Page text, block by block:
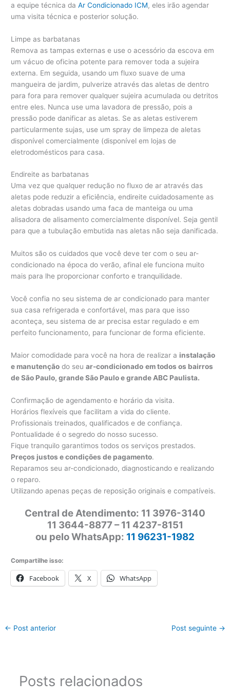
a equipe técnica daAr Condicionado ICM, eles irão agendar
uma visita técnica e posterior solução.
Limpe as barbatanas
Remova as tampas externas e use o acessório da escova em
um vácuo de oficina potente para remover toda a sujeira
externa. Em seguida, usando um fluxo suave de uma
mangueira de jardim, pulverize através das aletas de dentro
para fora para remover qualquer sujeira acumulada ou detritos
entre eles. Nunca use uma lavadora de pressão, pois a
pressão pode danificar as aletas. Se as aletas estiverem
particularmente sujas, use um spray de limpeza de aletas
disponível comercialmente (disponível em lojas de
eletrodomésticos para casa.
Endireite as barbatanas
Uma vez que qualquer redução no fluxo de ar através das
aletas pode reduzir a eficiência, endireite cuidadosamente as
aletas dobradas usando uma faca de manteiga ou uma
alisadora de alisamento comercialmente disponível. Seja gentil
para que a tubulação embutida nas aletas não seja danificada.
Muitos são os cuidados que você deve ter com o seu ar-
condicionado na época do verão, afinal ele funciona muito
mais para lhe proporcionar conforto e tranquilidade.
Você confia no seu sistema de ar condicionado para manter
sua casa refrigerada e confortável, mas para que isso
aconteça, seu sistema de ar precisa estar regulado e em
perfeito funcionamento, para funcionar de forma eficiente.
Maior comodidade para você na hora de realizar a instalação
e manutenção do seuar-condicionado em todos os bairros
de São Paulo, grande São Paulo e grande ABC Paulista.
Confirmação de agendamento e horário da visita.
Horários flexíveis que facilitam a vida do cliente.
Profissionais treinados, qualificados e de confiança.
Pontualidade é o segredo do nosso sucesso.
Fique tranquilo garantimos todos os serviços prestados.
Preços justos e condições de pagamento.
Reparamos seu ar-condicionado, diagnosticando e realizando
o reparo.
Utilizando apenas peças de reposição originais e compatíveis.
Central de Atendimento: 11 3976-3140
11 3644-8877 – 11 4237-8151
ou pelo WhatsApp: 11 96231-1982
Compartilhe isso:
Facebook X WhatsApp
← Post anterior Post seguinte →
Posts relacionados